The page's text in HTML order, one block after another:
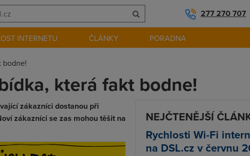
277 270 707
INTERNETU ČLÁNKY PORADNA
bodne!
která fakt bodne!
zákazníci dostanou při
zákazníci se zas mohou těšit na
NEJČTENĚJŠÍ
Rychlosti Wi-Fi
na DSL.cz v červnu